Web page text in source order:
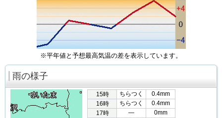
※平年値と予想最高気温の差を表示しています。
雨の様子
15時 ちらつく
0.4mm
16時
ちらつく
0.4mm
17時
―
0mm